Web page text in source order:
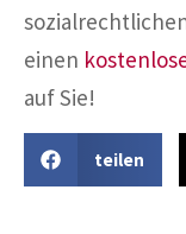
einen
auf Sie!
teilen